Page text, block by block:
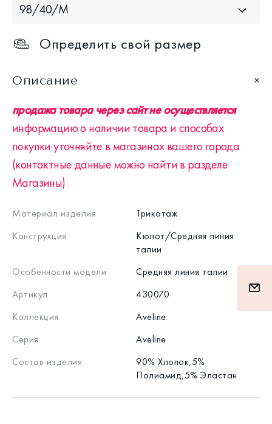
98/40/M
Определить свой размер
Описание
продажа товара через сайт не осуществляется
информацию о наличии товара и способах
покупки уточняйте в магазинах вашего города
(контактные данные можно найти в разделе
Магазины)
Материал изделия
Трикотаж
Конструкция
Кюлот/Средняя линия
талии
Особенности модели
Средняя линия талии
Артикул
430070
Коллекция
Aveline
Серия
Aveline
Состав изделия
90% Хлопок,5%
Полиамид,5% Эластан